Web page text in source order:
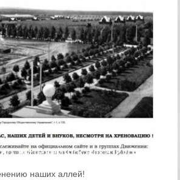
наших аллей!